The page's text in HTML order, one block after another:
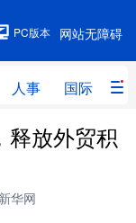
网站无障碍
PC版本
人事 国际 财
人事
释放外贸积
华网